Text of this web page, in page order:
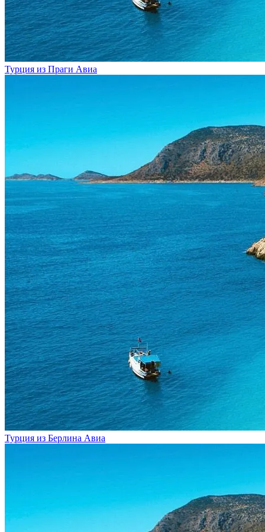
Турция из Праги Авиа
Турция из Берлина Авиа